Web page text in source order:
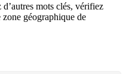
mots clés, vérifiez
géographique de